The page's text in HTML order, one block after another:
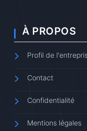
À PROPOS
Profil de
Contact
Confidentialité
Mentions légales